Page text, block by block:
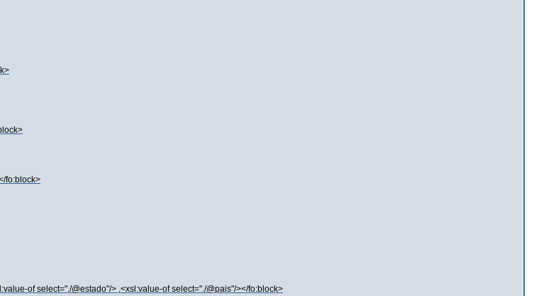
fo:block>
of select="./@estado"/> ,<xsl:value-of select="./@pais"/></fo:block>